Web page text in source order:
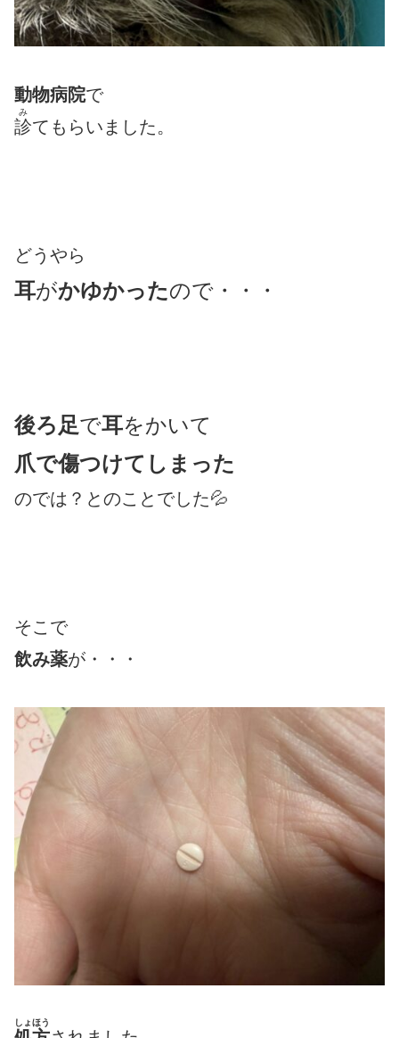
動物病院で
診
み
てもらいました。
どうやら
耳がかゆかったので・・・
後ろ足で耳をかいて
爪で傷つけてしまった
のでは？とのことでした💦
そこで
飲み薬が・・・
しょほう